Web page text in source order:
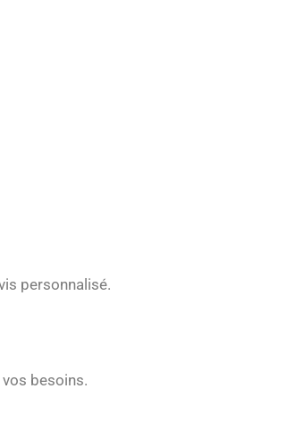
personnalisé.
besoins.